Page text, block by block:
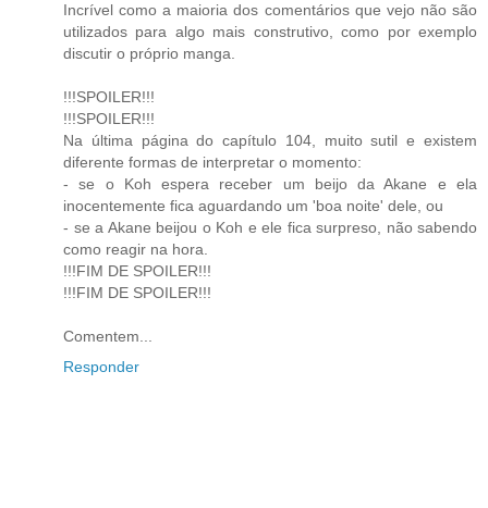
Incrível como a maioria dos comentários que vejo não são
utilizados para algo mais construtivo, como por exemplo
discutir o próprio manga.
!!!SPOILER!!!
!!!SPOILER!!!
Na última página do capítulo 104, muito sutil e existem
diferente formas de interpretar o momento:
- se o Koh espera receber um beijo da Akane e ela
inocentemente fica aguardando um 'boa noite' dele, ou
- se a Akane beijou o Koh e ele fica surpreso, não sabendo
como reagir na hora.
!!!FIM DE SPOILER!!!
!!!FIM DE SPOILER!!!
Comentem...
Responder